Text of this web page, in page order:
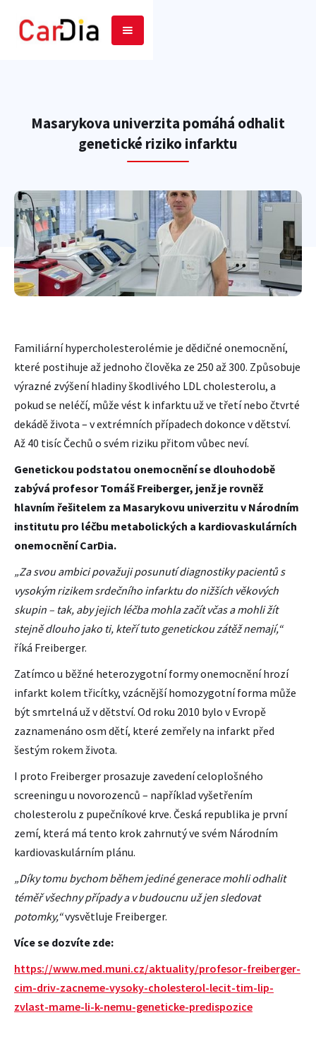
Masarykova univerzita pomáhá odhalit
genetické riziko infarktu
Familiární hypercholesterolémie je dědičné onemocnění,
které postihuje až jednoho člověka ze 250 až 300. Způsobuje
výrazné zvýšení hladiny škodlivého LDL cholesterolu, a
pokud se neléčí, může vést k infarktu už ve třetí nebo čtvrté
dekádě života – v extrémních případech dokonce v dětství.
Až 40 tisíc Čechů o svém riziku přitom vůbec neví.
Genetickou podstatou onemocnění se dlouhodobě
zabývá profesor Tomáš Freiberger, jenž je rovněž
hlavním řešitelem za Masarykovu univerzitu v Národním
institutu pro léčbu metabolických a kardiovaskulárních
onemocnění CarDia.
„Za svou ambici považuji posunutí diagnostiky pacientů s
vysokým rizikem srdečního infarktu do nižších věkových
skupin – tak, aby jejich léčba mohla začít včas a mohli žít
stejně dlouho jako ti, kteří tuto genetickou zátěž nemají,“
říká Freiberger.
Zatímco u běžné heterozygotní formy onemocnění hrozí
infarkt kolem třicítky, vzácnější homozygotní forma může
být smrtelná už v dětství. Od roku 2010 bylo v Evropě
zaznamenáno osm dětí, které zemřely na infarkt před
šestým rokem života.
I proto Freiberger prosazuje zavedení celoplošného
screeningu u novorozenců – například vyšetřením
cholesterolu z pupečníkové krve. Česká republika je první
zemí, která má tento krok zahrnutý ve svém Národním
kardiovaskulárním plánu.
„Díky tomu bychom během jediné generace mohli odhalit
téměř všechny případy a v budoucnu už jen sledovat
potomky,“vysvětluje Freiberger.
Více se dozvíte zde:
https://www.med.muni.cz/aktuality/profesor-freiberger-
cim-driv-zacneme-vysoky-cholesterol-lecit-tim-lip-
zvlast-mame-li-k-nemu-geneticke-predispozice